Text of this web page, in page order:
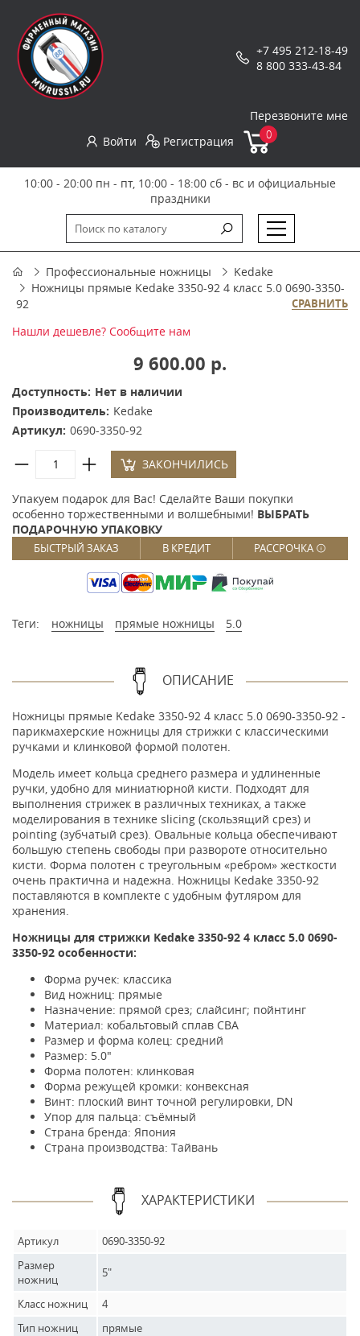
+7 495 212-18-49
8 800 333-43-84
Перезвоните мне
Войти
Регистрация 0
10:00 - 20:00 пн - пт, 10:00 - 18:00 сб - вс и официальные
праздники
Профессиональные ножницы
Kedake
Ножницы прямые Kedake 3350-92 4 класс 5.0 0690-3350-
92
СРАВНИТЬ
Нашли дешевле? Сообщите нам
9 600.00 р.
Доступность: Нет в наличии
Производитель: Kedake
Артикул: 0690-3350-92
ЗАКОНЧИЛИСЬ
Упакуем подарок для Вас! Сделайте Ваши покупки
особенно торжественными и волшебными! ВЫБРАТЬ
ПОДАРОЧНУЮ УПАКОВКУ
БЫСТРЫЙ ЗАКАЗ В КРЕДИТ РАССРОЧКА
Теги: ножницы прямые ножницы 5.0
ОПИСАНИЕ
Ножницы прямые Kedake 3350-92 4 класс 5.0 0690-3350-92 -
парикмахерские ножницы для стрижки с классическими
ручками и клинковой формой полотен.
Модель имеет кольца среднего размера и удлиненные
ручки, удобно для миниатюрной кисти. Подходят для
выполнения стрижек в различных техниках, а также
моделирования в технике slicing (скользящий срез) и
pointing (зубчатый срез). Овальные кольца обеспечивают
большую степень свободы при развороте относительно
кисти. Форма полотен с треугольным «ребром» жесткости
очень практична и надежна. Ножницы Kedake 3350-92
поставляются в комплекте с удобным футляром для
хранения.
Ножницы для стрижки Kedake 3350-92 4 класс 5.0 0690-
3350-92 особенности:
Форма ручек: классика
Вид ножниц: прямые
Назначение: прямой срез; слайсинг; пойнтинг
Материал: кобальтовый сплав CBA
Размер и форма колец: средний
Размер: 5.0"
Форма полотен: клинковая
Форма режущей кромки: конвексная
Винт: плоский винт точной регулировки, DN
Упор для пальца: съёмный
Страна бренда: Япония
Страна производства: Тайвань
ХАРАКТЕРИСТИКИ
Артикул
0690-3350-92
Размер
ножниц
5"
Класс ножниц
4
Тип ножниц
прямые